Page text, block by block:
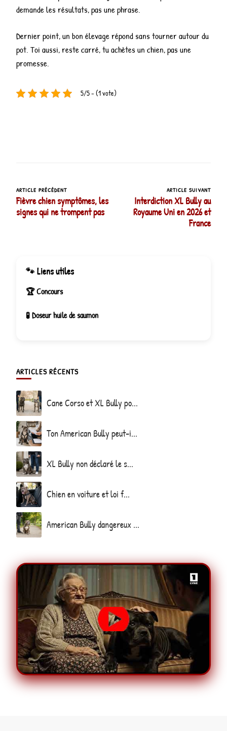
demande les résultats, pas une phrase.
Dernier point, un bon élevage répond sans tourner autour du
pot. Toi aussi, reste carré, tu achètes un chien, pas une
promesse.
5/5 - (1 vote)
Navigation
d’article
ARTICLE PRÉCÉDENT
Fièvre chien symptômes, les
signes qui ne trompent pas
ARTICLE SUIVANT
Interdiction XL Bully au
Royaume Uni en 2026 et
France
🐾 Liens utiles
🏆 Concours
🧪 Doseur huile de saumon
ARTICLES RÉCENTS
Cane Corso et XL Bully po...
Ton American Bully peut-i...
XL Bully non déclaré le s...
Chien en voiture et loi f...
American Bully dangereux ...